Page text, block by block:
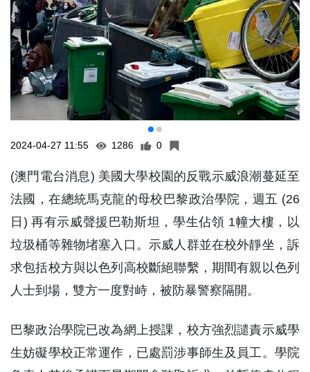
2024-04-27 11:55 1286 0
(澳門電台消息) 美國大學校園的反戰示威浪潮蔓延至
法國，在總統馬克龍的母校巴黎政治學院，週五 (26
日) 再有示威聲援巴勒斯坦，學生佔領 1幢大樓，以
垃圾桶等雜物堵塞入口。示威人群並在校外靜坐，訴
求包括校方與以色列高校斷絕聯繫，期間有親以色列
人士到場，雙方一度對峙，被防暴警察隔開。
巴黎政治學院已改為網上授課，校方強烈譴責示威學
生妨礙學校正常運作，已處罰涉事師生及員工。學院